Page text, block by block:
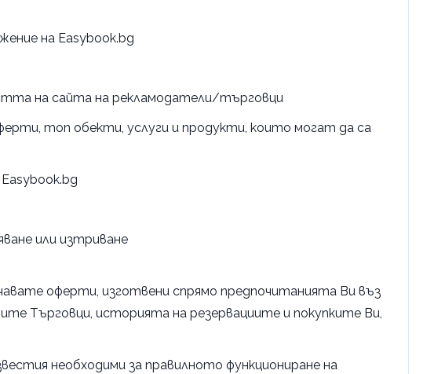
на Easybook.bg
на сайта на рекламодатели/търговци
топ обекти, услуги и продукти, които могат да са
или изтриване
оферти, изготвени спрямо предпочитанията Ви въз
Търговци, историята на резервациите и покупките Ви,
необходими за правилното функциониране на